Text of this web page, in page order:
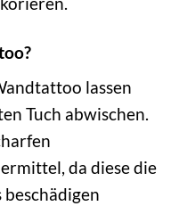
lassen
Tuch abwischen.
da diese die